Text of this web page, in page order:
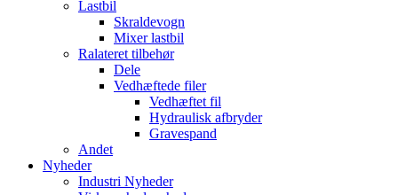
Lastbil
Skraldevogn
Mixer lastbil
Ralateret tilbehør
Dele
Vedhæftede filer
Vedhæftet fil
Hydraulisk afbryder
Gravespand
Andet
Nyheder
Industri Nyheder